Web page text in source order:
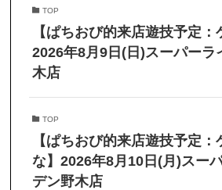
TOP
【ぱちおび的来店遊技予定
2026年8月9日(日)スーパーラ
木店
TOP
【ぱちおび的来店遊技予定
な】2026年8月10日(月)スー
デン野木店